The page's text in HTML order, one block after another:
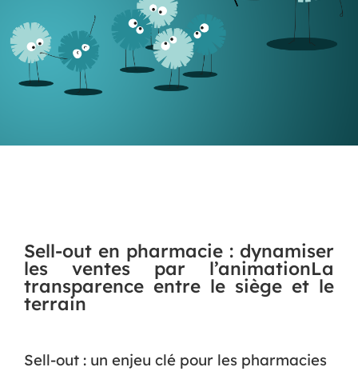
Sell-out en pharmacie : dynamiser
les ventes par l’animationLa
transparence entre le siège et le
terrain
Sell-out : un enjeu clé pour les pharmacies